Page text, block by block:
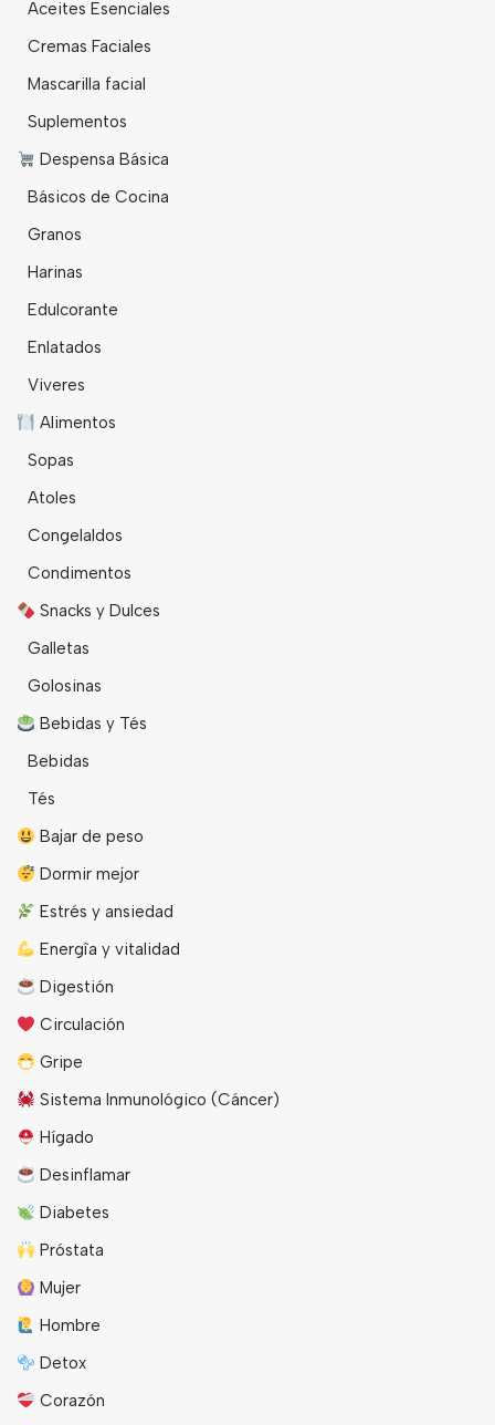
Aceites Esenciales
Cremas Faciales
Mascarilla facial
Suplementos
Despensa Básica
Básicos de Cocina
Granos
Harinas
Edulcorante
Enlatados
Viveres
Alimentos
Sopas
Atoles
Congelaldos
Condimentos
Snacks y Dulces
Galletas
Golosinas
Bebidas y Tés
Bebidas
Tés
Bajar de peso
Dormir mejor
Estrés y ansiedad
Energîa y vitalidad
Digestión
Circulación
Gripe
Sistema Inmunológico (Cáncer)
Hígado
Desinflamar
Diabetes
Próstata
Mujer
Hombre
Detox
Corazón